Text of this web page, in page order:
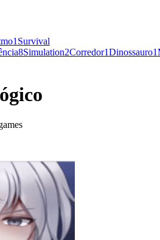
1 Survival
8Simulation2Corredor1Dinossauro1